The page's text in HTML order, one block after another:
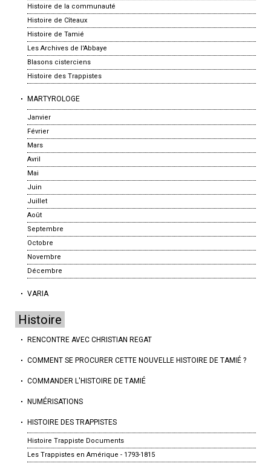
Histoire de la communauté
Histoire de Cîteaux
Histoire de Tamié
Les Archives de l'Abbaye
Blasons cisterciens
Histoire des Trappistes
MARTYROLOGE
Janvier
Février
Mars
Avril
Mai
Juin
Juillet
Août
Septembre
Octobre
Novembre
Décembre
VARIA
Histoire
RENCONTRE AVEC CHRISTIAN REGAT
COMMENT SE PROCURER CETTE NOUVELLE HISTOIRE DE TAMIÉ ?
COMMANDER L'HISTOIRE DE TAMIÉ
NUMÉRISATIONS
HISTOIRE DES TRAPPISTES
Histoire Trappiste Documents
Les Trappistes en Amérique - 1793-1815